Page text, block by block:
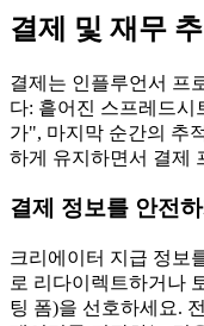
결제 및 재무 추
결제는 인플루언서 프
다: 흩어진 스프레드
가", 마지막 순간의 추
하게 유지하면서 결제
결제 정보를 안전
크리에이터 지급 정보
로 리다이렉트하거나
팅 폼)을 선호하세요.